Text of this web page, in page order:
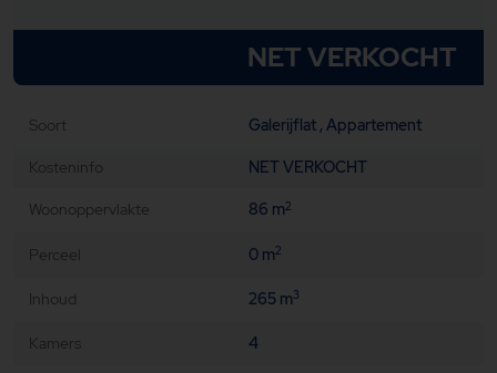
NET VERKOCHT
Soort Galerijflat , Appartement
Kosteninfo NET VERKOCHT
Woonoppervlakte 86 m2
Perceel 0 m2
Inhoud 265 m3
Kamers 4